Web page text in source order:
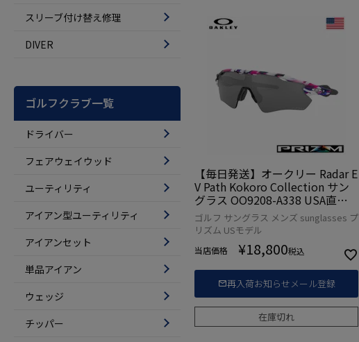
スリーブ付け替え修理
DIVER
ゴルフクラブ一覧
ドライバー
フェアウェイウッド
ユーティリティ
アイアン型ユーティリティ
アイアンセット
単品アイアン
ウェッジ
チッパー
【毎日発送】オークリー Radar E
V Path Kokoro Collection サン
グラス OO9208-A338 USA直輸
入品
ゴルフ サングラス メンズ sunglasses プ
リズム USモデル
当店価格 ¥18,800税込
再入荷お知らせメール登録
在庫切れ